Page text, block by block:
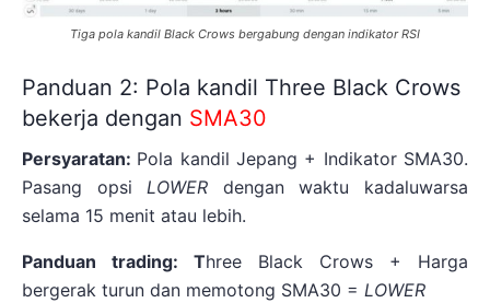
Tiga pola kandil Black Crows bergabung dengan indikator RSI
Panduan 2: Pola kandil Three Black Crows
bekerja dengan SMA30
Persyaratan: Pola kandil Jepang + Indikator SMA30.
Pasang opsiLOWER dengan waktu kadaluwarsa
selama 15 menit atau lebih.
Panduan trading: Three Black Crows + Harga
bergerak turun dan memotong SMA30 = LOWER